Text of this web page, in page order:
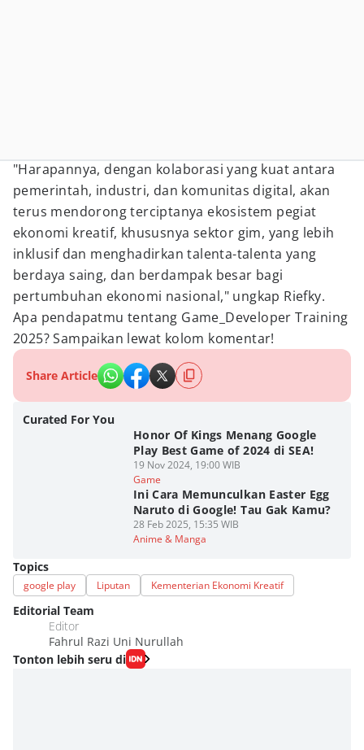
"Harapannya, dengan kolaborasi yang kuat antara
pemerintah, industri, dan komunitas digital, akan
terus mendorong terciptanya ekosistem pegiat
ekonomi kreatif, khususnya sektor gim, yang lebih
inklusif dan menghadirkan talenta-talenta yang
berdaya saing, dan berdampak besar bagi
pertumbuhan ekonomi nasional," ungkap Riefky.
Apa pendapatmu tentang Game_Developer Training
2025? Sampaikan lewat kolom komentar!
Share Article
Curated For You
Honor Of Kings Menang Google
Play Best Game of 2024 di SEA!
19 Nov 2024, 19:00 WIB
Game
Ini Cara Memunculkan Easter Egg
Naruto di Google! Tau Gak Kamu?
28 Feb 2025, 15:35 WIB
Anime & Manga
Topics
google play Liputan Kementerian Ekonomi Kreatif
Editorial Team
Editor
Fahrul Razi Uni Nurullah
Tonton lebih seru di